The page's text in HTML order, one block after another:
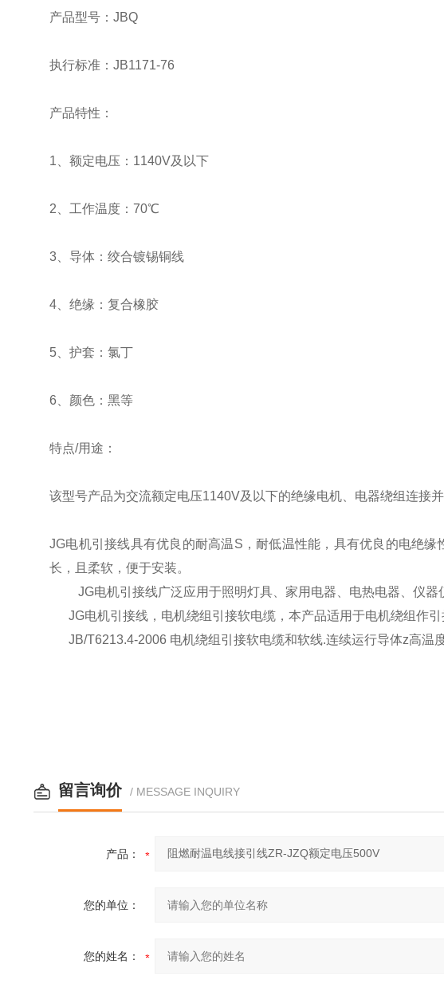
产品型号：JBQ
执行标准：JB1171-76
产品特性：
1、额定电压：1140V及以下
2、工作温度：70℃
3、导体：绞合镀锡铜线
4、绝缘：复合橡胶
5、护套：氯丁
6、颜色：黑等
特点/用途：
该型号产品为交流额定电压1140V及以下的绝缘电机、电器绕组连接
JG电机引接线具有优良的耐高温S，耐低温性能，具有优良的电绝
长，且柔软，便于安装。
JG电机引接线广泛应用于照明灯具、家用电器、电热电器、仪器
JG电机引接线，电机绕组引接软电缆，本产品适用于电机绕组作引
JB/T6213.4-2006 电机绕组引接软电缆和软线.连续运行导体z高温
留言询价 / MESSAGE INQUIRY
产品：
您的单位：
您的姓名：